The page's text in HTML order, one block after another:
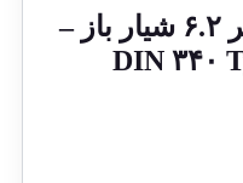
مته تیتکس پلاس قطر ۶.۲ شیار باز –